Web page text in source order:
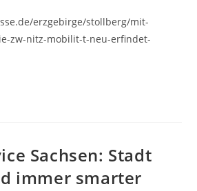
erzgebirge/stollberg/mit-
zw-nitz-mobilit-t-neu-erfindet-
Sachsen: Stadt
immer smarter